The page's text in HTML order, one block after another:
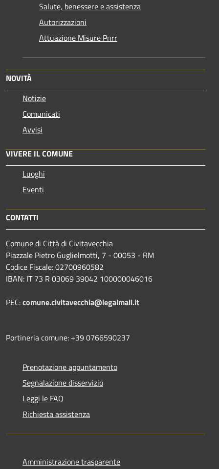
Salute, benessere e assistenza
Autorizzazioni
Attuazione Misure Pnrr
NOVITÀ
Notizie
Comunicati
Avvisi
VIVERE IL COMUNE
Luoghi
Eventi
CONTATTI
Comune di Città di Civitavecchia
Piazzale Pietro Guglielmotti, 7 - 00053 - RM
Codice Fiscale: 02700960582
IBAN: IT 73 R 03069 39042 100000046016
PEC:comune.civitavecchia@legalmail.it
Portineria comune: +39 0766590237
Prenotazione appuntamento
Segnalazione disservizio
Leggi le FAQ
Richiesta assistenza
Amministrazione trasparente